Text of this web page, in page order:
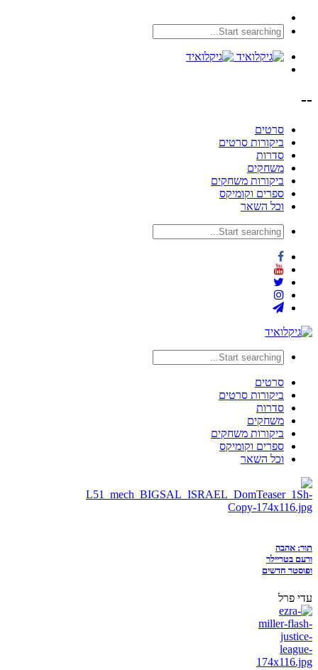
--
סרטים
ביקורות סרטים
סדרות
משחקים
ביקורות משחקים
ספרים וקומיקס
וכל השאר
סרטים
ביקורות סרטים
סדרות
משחקים
ביקורות משחקים
ספרים וקומיקס
וכל השאר
תור: אהבה
ורעם בטריילר
ופוסטר חדשים
עדי פרל